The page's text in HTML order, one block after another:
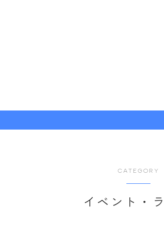
CATEGORY
イベント・